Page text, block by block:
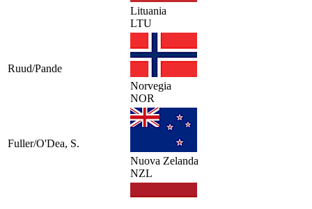
Lituania
LTU
Ruud/Pande
Norvegia
NOR
Fuller/O'Dea, S.
Nuova Zelanda
NZL